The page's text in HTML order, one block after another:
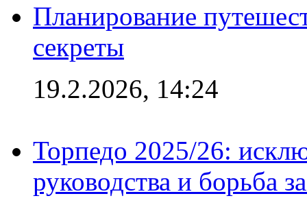
Планирование
секреты
19.2.2026, 14:24
Торпедо 2025/26:
руководства и борьба